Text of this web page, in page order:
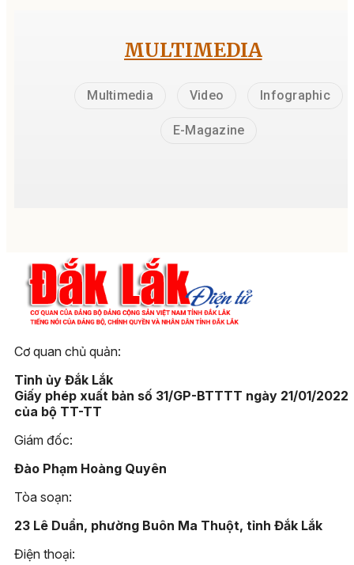
MULTIMEDIA
Multimedia Video Infographic
E-Magazine
Cơ quan chủ quản:
Tỉnh ủy Đắk Lắk
Giấy phép xuất bản số 31/GP-BTTTT ngày 21/01/2022
của bộ TT-TT
Giám đốc:
Đào Phạm Hoàng Quyên
Tòa soạn:
23 Lê Duẩn, phường Buôn Ma Thuột, tỉnh Đắk Lắk
Điện thoại: